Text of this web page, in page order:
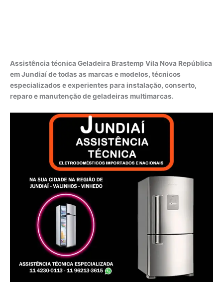
Assistência técnica Geladeira Brastemp Vila Nova República
em Jundiaí de todas as marcas e modelos, técnicos
especializados e experientes para instalação, conserto,
reparo e manutenção de geladeiras multimarcas.